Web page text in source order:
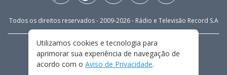
Todos os direitos reservados - 2009-2026- Rádio e Televisão Record S.A
FALE CONOSCO
PRIVACIDADE
TERMOS E CONDIÇÕES DE USO
Utilizamos cookies e tecnologia para
aprimorar sua experiência de navegação de
acordo com o Aviso de Privacidade.